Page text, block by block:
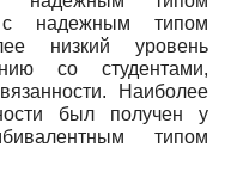
с надежным типом
низкий уровень
со студентами,
Наиболее
был получен у
типом